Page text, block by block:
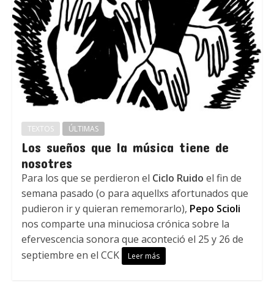
TEXTOS ÚLTIMAS
Los sueños que la música tiene de
nosotres
Para los que se perdieron el Ciclo Ruido el fin de
semana pasado (o para aquellxs afortunados que
pudieron ir y quieran rememorarlo), Pepo Scioli
nos comparte una minuciosa crónica sobre la
efervescencia sonora que aconteció el 25 y 26 de
septiembre en el CCK
Leer más